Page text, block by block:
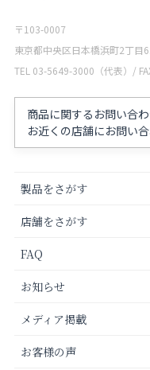
〒103-0007
東京都中央区日本橋浜町2丁目
TEL 03-5649-3000（代表）/
商品に関するお問い合わ
お近くの店舗にお問い合
製品をさがす
店舗をさがす
FAQ
お知らせ
メディア掲載
お客様の声